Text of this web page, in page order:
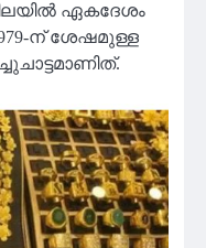
ഏകദേശം
ന് ശേഷമുള്ള